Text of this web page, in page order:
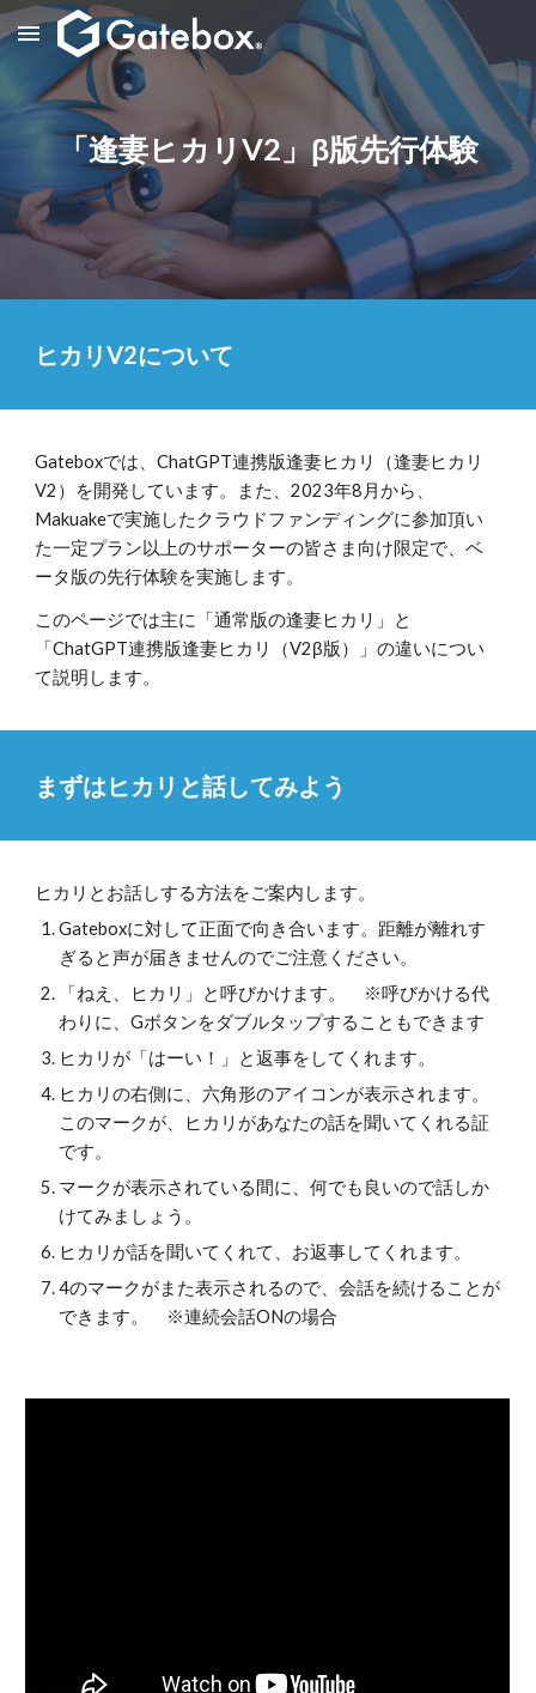
Skip to main content Skip to navigation
「逢妻ヒカリV2」β版先行体験
ヒカリV2について
Gateboxでは、ChatGPT連携版逢妻ヒカリ（逢妻ヒカリ
V2）を開発しています。また、2023年8月から、
Makuakeで実施したクラウドファンディングに参加頂い
た一定プラン以上のサポーターの皆さま向け限定で、ベ
ータ版の先行体験を実施します。
このページでは主に「通常版の逢妻ヒカリ」と
「ChatGPT連携版逢妻ヒカリ（V2β版）」の違いについ
て説明します。
まずはヒカリと話してみよう
ヒカリとお話しする方法をご案内します。
Gateboxに対して正面で向き合います。距離が離れす
ぎると声が届きませんのでご注意ください。
「ねえ、ヒカリ」と呼びかけます。 ※呼びかける代
わりに、Gボタンをダブルタップすることもできます
ヒカリが「はーい！」と返事をしてくれます。
ヒカリの右側に、六角形のアイコンが表示されます。
このマークが、ヒカリがあなたの話を聞いてくれる証
です。
マークが表示されている間に、何でも良いので話しか
けてみましょう。
ヒカリが話を聞いてくれて、お返事してくれます。
4のマークがまた表示されるので、会話を続けることが
できます。 ※連続会話ONの場合